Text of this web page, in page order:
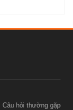
Câu hỏi thường gặp